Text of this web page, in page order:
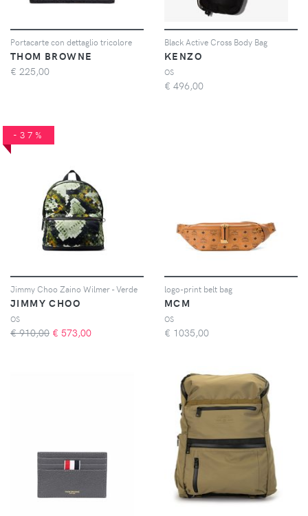
Portacarte con dettaglio tricolore
THOM BROWNE
€ 225,00
Black Active Cross Body Bag
KENZO
OS
€ 496,00
-37%
Jimmy Choo Zaino Wilmer - Verde
JIMMY CHOO
OS
€ 910,00 € 573,00
logo-print belt bag
MCM
OS
€ 1035,00